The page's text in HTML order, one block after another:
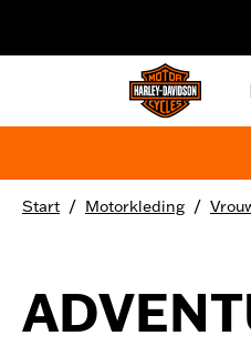
Start / Motorkleding /